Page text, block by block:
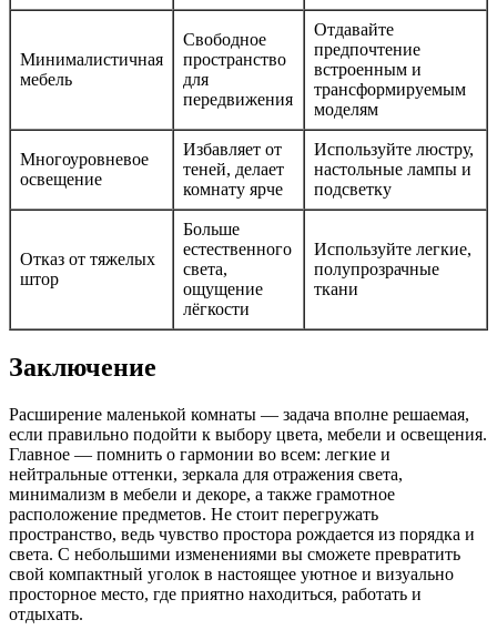
Минималистичная
мебель
Свободное
пространство
для
передвижения
Отдавайте
предпочтение
встроенным и
трансформируемым
моделям
Многоуровневое
освещение
Избавляет от
теней, делает
комнату ярче
Используйте люстру,
настольные лампы и
подсветку
Отказ от тяжелых
штор
Больше
естественного
света,
ощущение
лёгкости
Используйте легкие,
полупрозрачные
ткани
Заключение
Расширение маленькой комнаты — задача вполне решаемая,
если правильно подойти к выбору цвета, мебели и освещения.
Главное — помнить о гармонии во всем: легкие и
нейтральные оттенки, зеркала для отражения света,
минимализм в мебели и декоре, а также грамотное
расположение предметов. Не стоит перегружать
пространство, ведь чувство простора рождается из порядка и
света. С небольшими изменениями вы сможете превратить
свой компактный уголок в настоящее уютное и визуально
просторное место, где приятно находиться, работать и
отдыхать.